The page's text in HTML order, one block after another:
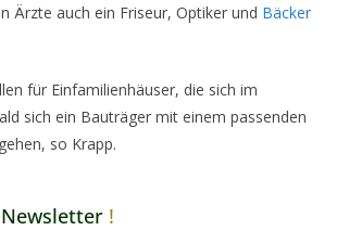
Ärzte auch ein Friseur, Optiker und Bäcker
für Einfamilienhäuser, die sich im
sich ein Bauträger mit einem passenden
so Krapp.
Newsletter !